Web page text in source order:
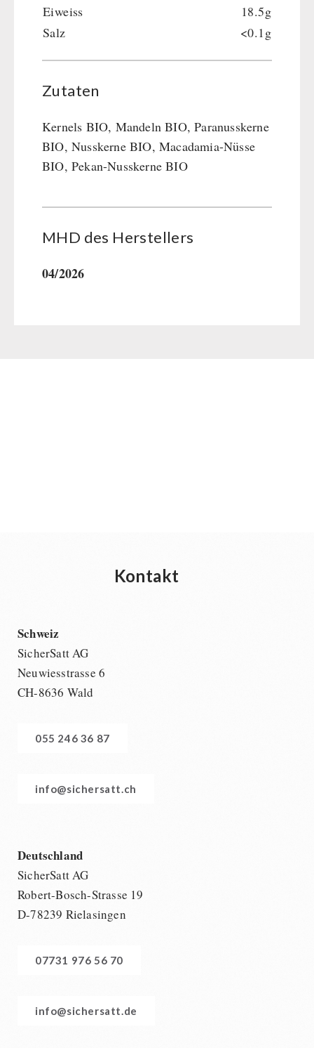
Eiweiss
18.5g
Salz
<0.1g
Zutaten
Kernels BIO, Mandeln BIO, Paranusskerne
BIO, Nusskerne BIO, Macadamia-Nüsse
BIO, Pekan-Nusskerne BIO
MHD des Her­stel­lers
04/2026
Kontakt
Schweiz
SicherSatt AG
Neuwiesstrasse 6
CH-8636 Wald
055 246 36 87
info@sichersatt.ch
Deutschland
SicherSatt AG
Robert-Bosch-Strasse 19
D-78239 Rielasingen
07731 976 56 70
info@sichersatt.de